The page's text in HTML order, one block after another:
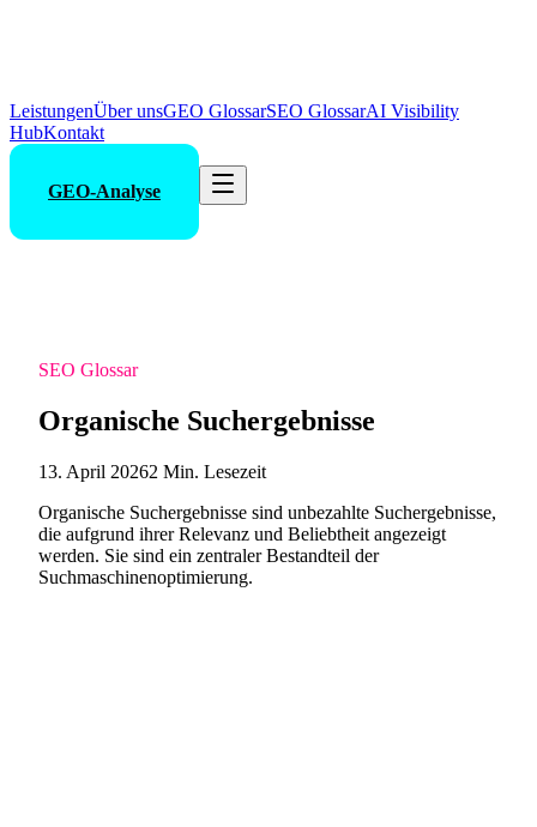
LeistungenÜber unsGEO GlossarSEO GlossarAI Visibility
HubKontakt
GEO-Analyse
SEO Glossar
Organische Suchergebnisse
13. April 20262 Min. Lesezeit
Organische Suchergebnisse sind unbezahlte Suchergebnisse,
die aufgrund ihrer Relevanz und Beliebtheit angezeigt
werden. Sie sind ein zentraler Bestandteil der
Suchmaschinenoptimierung.